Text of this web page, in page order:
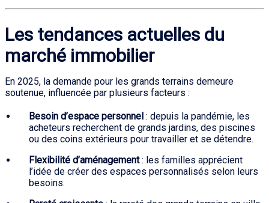
Les tendances actuelles du
marché immobilier
En 2025, la demande pour les grands terrains demeure
soutenue, influencée par plusieurs facteurs :
Besoin d’espace personnel : depuis la pandémie, les
acheteurs recherchent de grands jardins, des piscines
ou des coins extérieurs pour travailler et se détendre.
Flexibilité d’aménagement: les familles apprécient
l’idée de créer des espaces personnalisés selon leurs
besoins.